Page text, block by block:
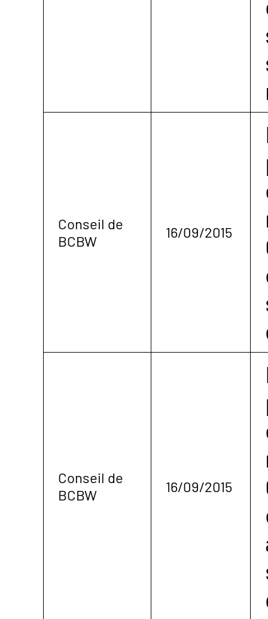
Conseil de
BCBW
16/09/2015
Conseil de
BCBW
16/09/2015